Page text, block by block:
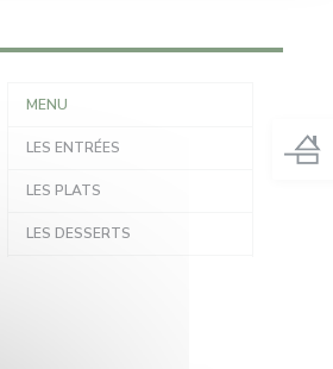
MENU
LES ENTRÉES
LES PLATS
LES DESSERTS